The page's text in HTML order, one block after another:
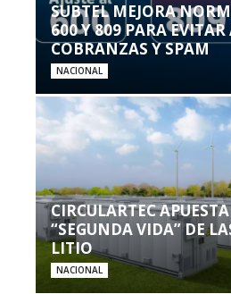
SUBTEL MEJORA
600 Y 809 PARA EVITAR
COBRANZAS Y SPAM
NACIONAL
CIRCULARTEC
“SEGUNDA VIDA” DE
LITIO
NACIONAL